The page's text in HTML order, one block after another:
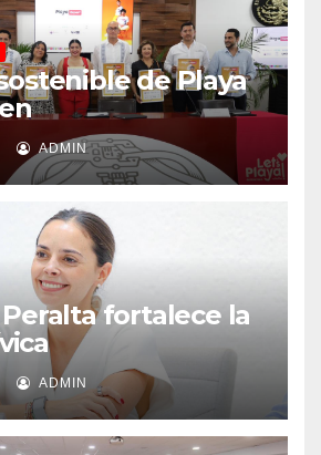
de Playa
ADMIN
fortalece la
ADMIN